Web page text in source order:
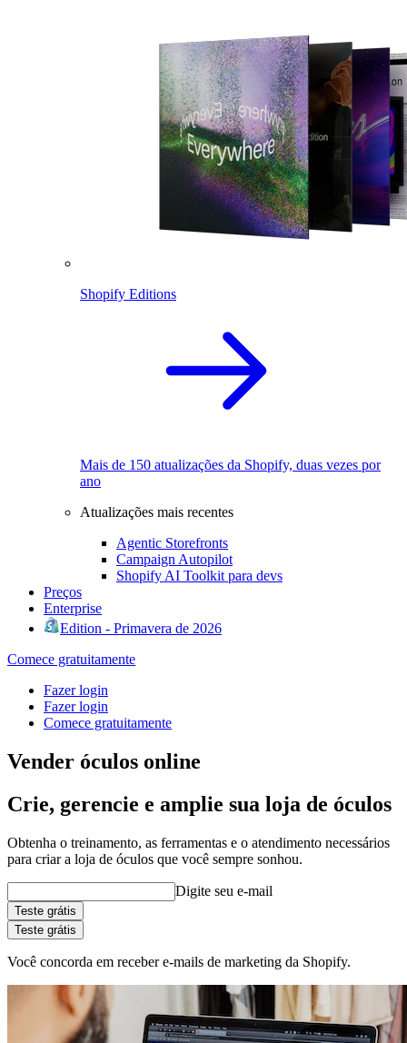
Shopify Editions
Mais de 150 atualizações da Shopify, duas vezes por
ano
Atualizações mais recentes
Agentic Storefronts
Campaign Autopilot
Shopify AI Toolkit para devs
Preços
Enterprise
Edition - Primavera de 2026
Comece gratuitamente
Fazer login
Fazer login
Comece gratuitamente
Vender óculos online
Crie, gerencie e amplie sua loja de óculos
Obtenha o treinamento, as ferramentas e o atendimento necessários
para criar a loja de óculos que você sempre sonhou.
Digite seu e-mail
Teste grátis
Teste grátis
Você concorda em receber e-mails de marketing da Shopify.